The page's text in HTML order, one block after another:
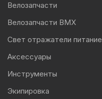
Велозапчасти
Велозапчасти BMX
Свет отражатели питание
Аксессуары
Инструменты
Экипировка